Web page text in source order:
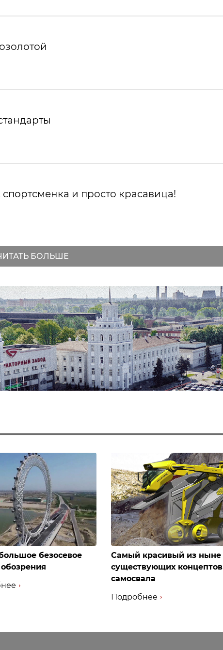
спортсменка и просто красавица!
БОЛЬШЕ
безосевое
Самый красивый из ныне
существующих концептов
самосвала
Подробнее